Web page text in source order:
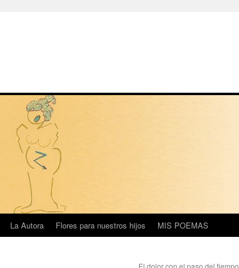
La Autora Flores para nuestros hijos MIS POEMAS
El dolor con el paso del tiempo